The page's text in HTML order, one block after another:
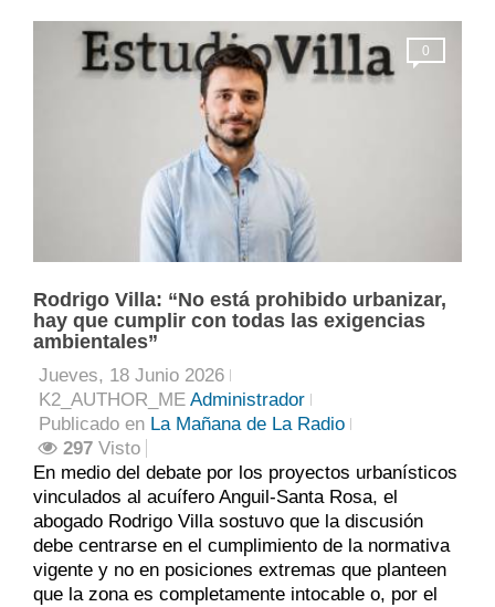
0
Rodrigo Villa: “No está prohibido urbanizar,
hay que cumplir con todas las exigencias
ambientales”
Jueves, 18 Junio 2026
K2_AUTHOR_ME Administrador
Publicado en La Mañana de La Radio
297 Visto
En medio del debate por los proyectos urbanísticos
vinculados al acuífero Anguil-Santa Rosa, el
abogado Rodrigo Villa sostuvo que la discusión
debe centrarse en el cumplimiento de la normativa
vigente y no en posiciones extremas que planteen
que la zona es completamente intocable o, por el